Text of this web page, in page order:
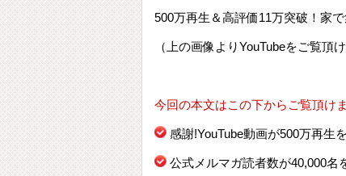
500万再生＆高評価11万突破！家
（上の画像よりYouTubeをご覧頂け
今回の本文はこの下からご覧頂けま
感謝!YouTube動画が500万再生
公式メルマガ読者数が40,000名